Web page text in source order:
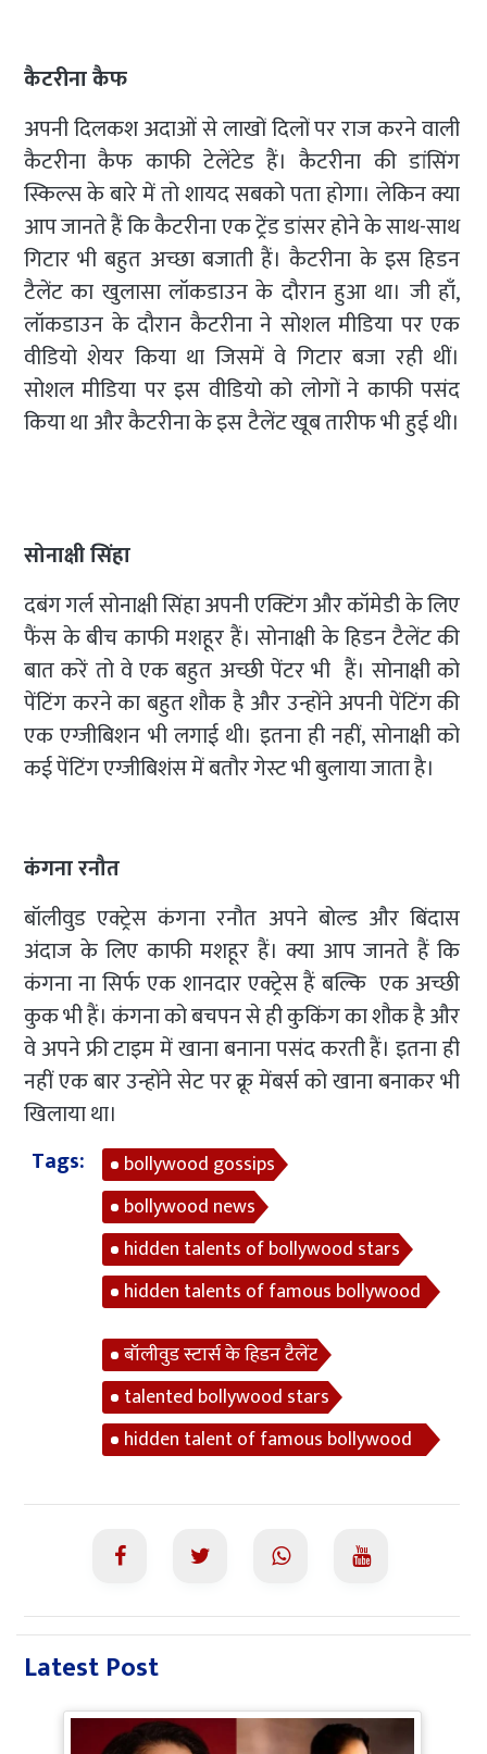
कैटरीना कैफ
अपनी दिलकश अदाओं से लाखों दिलों पर राज करने वाली
कैटरीना कैफ काफी टेलेंटेड हैं। कैटरीना की डांसिंग
स्किल्स के बारे में तो शायद सबको पता होगा। लेकिन क्या
आप जानते हैं कि कैटरीना एक ट्रेंड डांसर होने के साथ-साथ
गिटार भी बहुत अच्छा बजाती हैं। कैटरीना के इस हिडन
टैलेंट का खुलासा लॉकडाउन के दौरान हुआ था। जी हाँ,
लॉकडाउन के दौरान कैटरीना ने सोशल मीडिया पर एक
वीडियो शेयर किया था जिसमें वे गिटार बजा रही थीं।
सोशल मीडिया पर इस वीडियो को लोगों ने काफी पसंद
किया था और कैटरीना के इस टैलेंट खूब तारीफ भी हुई थी।
सोनाक्षी सिंहा
दबंग गर्ल सोनाक्षी सिंहा अपनी एक्टिंग और कॉमेडी के लिए
फैंस के बीच काफी मशहूर हैं। सोनाक्षी के हिडन टैलेंट की
बात करें तो वे एक बहुत अच्छी पेंटर भी हैं। सोनाक्षी को
पेंटिंग करने का बहुत शौक है और उन्होंने अपनी पेंटिंग की
एक एग्जीबिशन भी लगाई थी। इतना ही नहीं, सोनाक्षी को
कई पेंटिंग एग्जीबिशंस में बतौर गेस्ट भी बुलाया जाता है।
कंगना रनौत
बॉलीवुड एक्ट्रेस कंगना रनौत अपने बोल्ड और बिंदास
अंदाज के लिए काफी मशहूर हैं। क्या आप जानते हैं कि
कंगना ना सिर्फ एक शानदार एक्ट्रेस हैं बल्कि एक अच्छी
कुक भी हैं। कंगना को बचपन से ही कुकिंग का शौक है और
वे अपने फ्री टाइम में खाना बनाना पसंद करती हैं। इतना ही
नहीं एक बार उन्होंने सेट पर क्रू मेंबर्स को खाना बनाकर भी
खिलाया था।
Tags:
bollywood gossips
bollywood news
hidden talents of bollywood stars
hidden talents of famous bollywood
बॉलीवुड स्टार्स के हिडन टैलेंट
talented bollywood stars
hidden talent of famous bollywood
Latest Post